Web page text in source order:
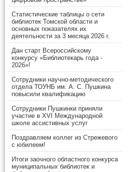
Статистические таблицы о сети
библиотек Томской области и
основных показателях их
деятельности за 3 месяца 2026 г.
Дан старт Всероссийскому
конкурсу «Библиотекарь года -
2026»!
Сотрудники научно-методического
отдела ТОУНБ им. А. С. Пушкина
повысили квалификацию
Сотрудники Пушкинки приняли
участие в XVI Международной
школе ассистивных услуг
Поздравляем коллег из Стрежевого
с юбилеем!
Итоги заочного областного конкурса
муниципальных библиотек и